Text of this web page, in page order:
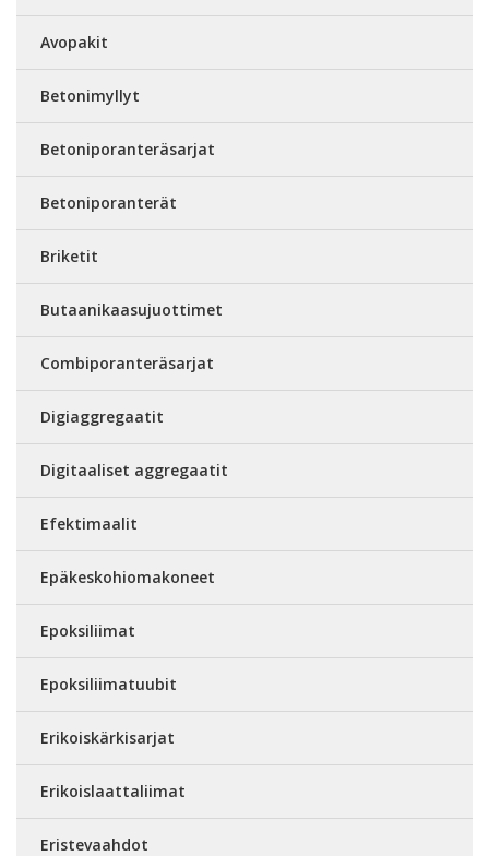
Avopakit
Betonimyllyt
Betoniporanteräsarjat
Betoniporanterät
Briketit
Butaanikaasujuottimet
Combiporanteräsarjat
Digiaggregaatit
Digitaaliset aggregaatit
Efektimaalit
Epäkeskohiomakoneet
Epoksiliimat
Epoksiliimatuubit
Erikoiskärkisarjat
Erikoislaattaliimat
Eristevaahdot